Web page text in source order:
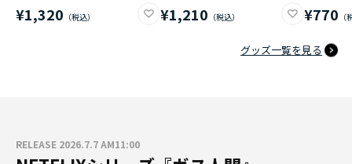
¥1,320 ¥1,210 ¥770
グッズ一覧を見る
RELEASE 2026.7.7 AM11:00